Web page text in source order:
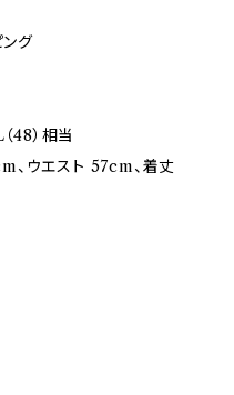
グ
48）相当
、ウエスト 57cm、着丈